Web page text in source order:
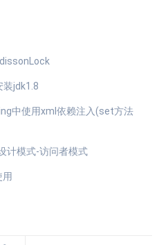
装jdk1.8
中使用xml依赖注入(set方法
计模式-访问者模式